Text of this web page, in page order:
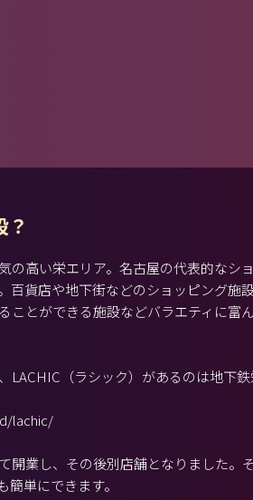
？
の高い栄エリア。名古屋の代表的なシ
百貨店や地下街などのショッピング施
ことができる施設などバラエティに富
LACHIC（ラシック）があるのは地下
lachic/
開業し、その後別店舗となりました。
単にできます。